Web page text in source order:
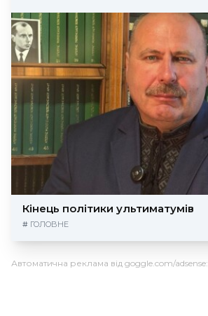
Кінець політики ультиматумів
# ГОЛОВНЕ
Автоматична реклама від goggle.com/adsense: